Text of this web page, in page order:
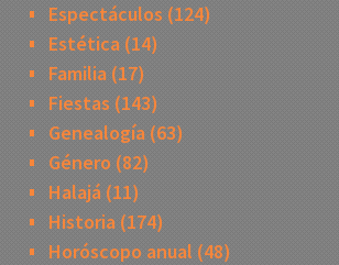
Espectáculos (124)
Estética (14)
Familia (17)
Fiestas (143)
Genealogía (63)
Género (82)
Halajá (11)
Historia (174)
Horóscopo anual (48)